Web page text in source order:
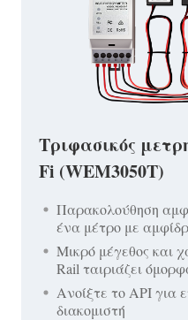
Τριφασικός
Fi (WEM3050T)
Παρακολούθηση
ένα μέτρο με
Μικρό μέγεθος και
Rail ταιριάζει
Ανοίξτε το API για
διακομιστή